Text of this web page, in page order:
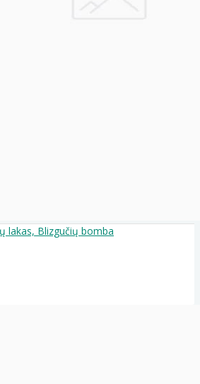
lakas, Blizgučių bomba